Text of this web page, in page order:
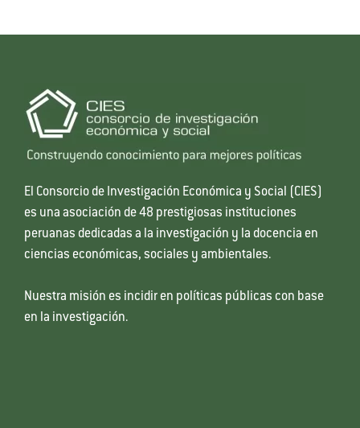
El Consorcio de Investigación Económica y Social (CIES)
es una asociación de 48 prestigiosas instituciones
peruanas dedicadas a la investigación y la docencia en
ciencias económicas, sociales y ambientales.
Nuestra misión es incidir en políticas públicas con base
en la investigación.